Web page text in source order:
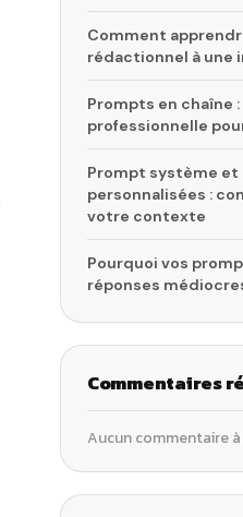
Comment
rédactionnel à une
Prompts en chaîne
professionnelle
Prompt système
personnalisées :
votre contexte
Pourquoi vos
réponses
Commentaires
Aucun commentaire